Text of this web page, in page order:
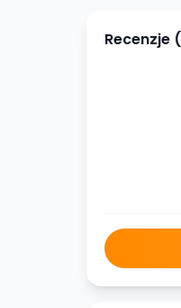
Recenzje (